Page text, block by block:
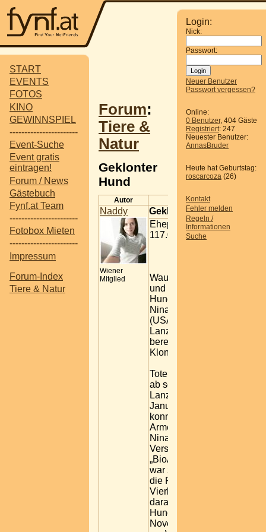
START
EVENTS
FOTOS
KINO
GEWINNSPIEL
-----------------------
Event-Suche
Event gratis
eintragen!
Forum / News
Gästebuch
Fynf.at Team
-----------------------
Fotobox Mieten
-----------------------
Impressum
Forum-Index
Tiere & Natur
Login:
Nick:
Passwort:
Neuer Benutzer
Passwort vergessen?
Online:
0 Benutzer, 404 Gäste
Registriert: 247
Neuester Benutzer:
AnnasBruder
Heute hat Geburtstag:
roscarcoza (26)
Kontakt
Fehler melden
Regeln /
Informationen
Suche
Forum:
Tiere &
Natur
Geklonter
Hund
Autor
Naddy
Wiener
Mitglied
Geklonter Hund
Ehepaar kauft geklonten
117.000 Euro für
Wau! Dieser Labrador ist
und der Klon eines 2008
Hundes: 117.000 Euro
Nina Otto aus Boca Raton
(USA) für Lanzelot Encore
Lanzelots Zugabe)
bereits der zweite
Klonhund.
Tote tierische
ab sofort „nachbestellt“
Lanzelot Encore: Dessen
Januar 08 verstorben. Der
konnte jetzt von seinen
Arme geschlossen
Nina Otto hatten sich bei
Versteigerungsaktion der
„BioArts“ beworben. Ihr
war zu diesem Zeitpunkt
die Familie hatte das
Vierbeiners auf Eis legen
daraus geklonte Eizelle
Hunde-Leihmutter
November kam dann das